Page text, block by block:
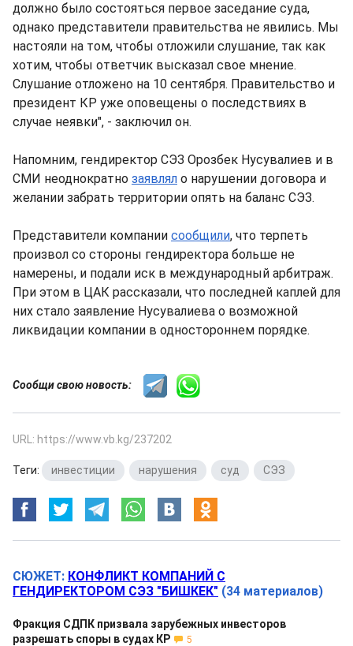
должно было состояться первое заседание суда,
однако представители правительства не явились. Мы
настояли на том, чтобы отложили слушание, так как
хотим, чтобы ответчик высказал свое мнение.
Слушание отложено на 10 сентября. Правительство и
президент КР уже оповещены о последствиях в
случае неявки", - заключил он.
Напомним, гендиректор СЭЗ Орозбек Нусувалиев и в
СМИ неоднократно заявлял о нарушении договора и
желании забрать территории опять на баланс СЭЗ.
Представители компании сообщили, что терпеть
произвол со стороны гендиректора больше не
намерены, и подали иск в международный арбитраж.
При этом в ЦАК рассказали, что последней каплей для
них стало заявление Нусувалиева о возможной
ликвидации компании в одностороннем порядке.
Сообщи свою новость:
URL: https://www.vb.kg/237202
Теги: инвестиции нарушения суд СЭЗ
СЮЖЕТ: КОНФЛИКТ КОМПАНИЙ С
ГЕНДИРЕКТОРОМ СЭЗ "БИШКЕК" (34 материалов)
Фракция СДПК призвала зарубежных инвесторов
разрешать споры в судах КР
5